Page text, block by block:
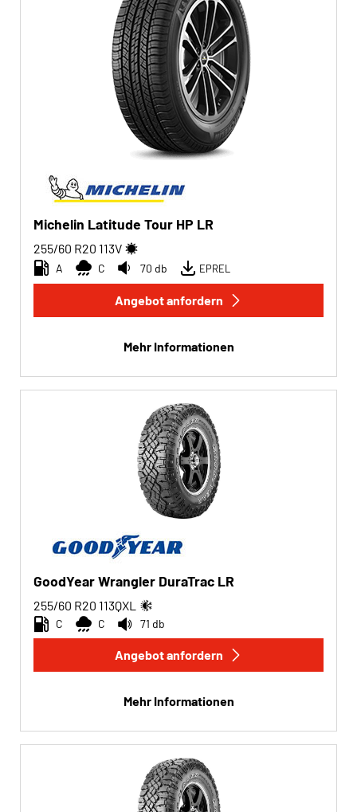
Michelin Latitude Tour HP LR
255/60 R20 113V
A C 70 db EPREL
Angebot anfordern
Mehr Informationen
GoodYear Wrangler DuraTrac LR
255/60 R20 113QXL
C C 71 db
Angebot anfordern
Mehr Informationen